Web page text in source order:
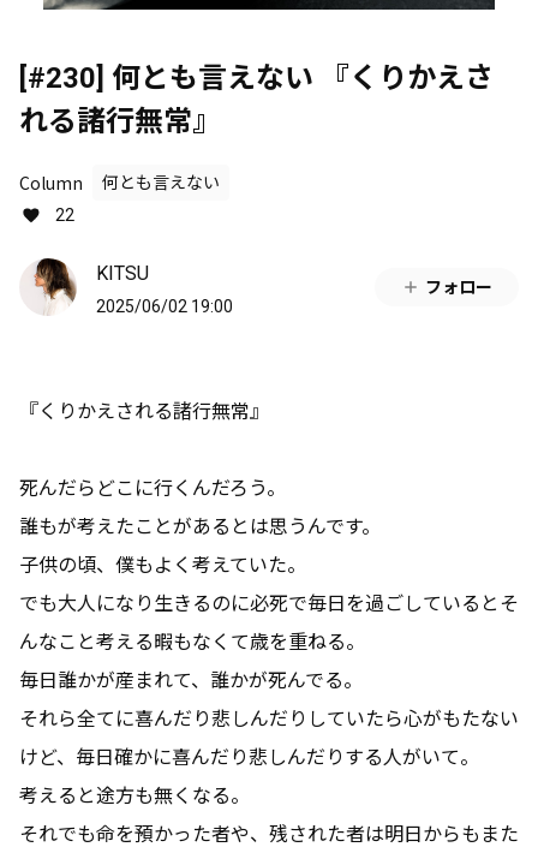
[#230] 何とも言えない 『くりかえさ
れる諸行無常』
Column
何とも言えない
22
KITSU
2025/06/02 19:00
フォロー
『くりかえされる諸行無常』
死んだらどこに行くんだろう。
誰もが考えたことがあるとは思うんです。
子供の頃、僕もよく考えていた。
でも大人になり生きるのに必死で毎日を過ごしているとそ
んなこと考える暇もなくて歳を重ねる。
毎日誰かが産まれて、誰かが死んでる。
それら全てに喜んだり悲しんだりしていたら心がもたない
けど、毎日確かに喜んだり悲しんだりする人がいて。
考えると途方も無くなる。
それでも命を預かった者や、残された者は明日からもまた